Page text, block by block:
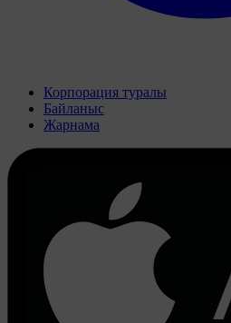
Корпорация туралы
Байланыс
Жарнама